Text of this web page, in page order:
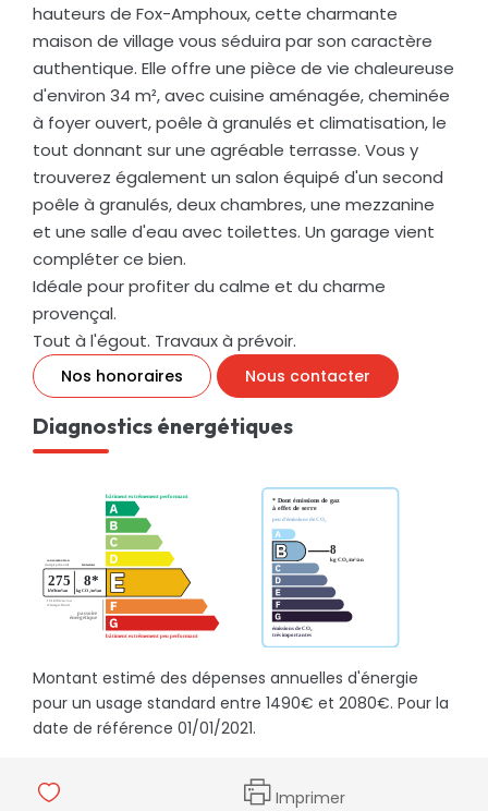
hauteurs de Fox-Amphoux, cette charmante
maison de village vous séduira par son caractère
authentique. Elle offre une pièce de vie chaleureuse
d'environ 34 m², avec cuisine aménagée, cheminée
à foyer ouvert, poêle à granulés et climatisation, le
tout donnant sur une agréable terrasse. Vous y
trouverez également un salon équipé d'un second
poêle à granulés, deux chambres, une mezzanine
et une salle d'eau avec toilettes. Un garage vient
compléter ce bien.
Idéale pour profiter du calme et du charme
provençal.
Tout à l'égout. Travaux à prévoir.
Nos honoraires Nous contacter
Diagnostics énergétiques
Montant estimé des dépenses annuelles d'énergie
pour un usage standard entre 1490€ et 2080€. Pour la
date de référence 01/01/2021.
Imprimer